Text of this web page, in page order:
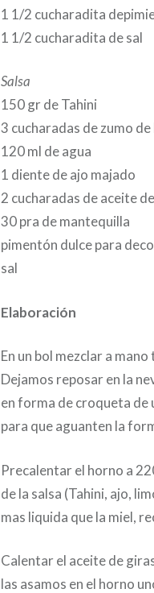
1 1/2 cucharadita
1 1/2 cucharadita de sal
Salsa
150 gr de Tahini
3 cucharadas de zumo
120 ml de agua
1 diente de ajo majado
2 cucharadas de aceite
30 pra de mantequilla
pimentón dulce para
sal
Elaboración
En un bol mezclar a
Dejamos reposar en la
en forma de croqueta de
para que aguanten la
Precalentar el horno a
de la salsa (Tahini, ajo,
mas liquida que la miel,
Calentar el aceite de
las asamos en el horno